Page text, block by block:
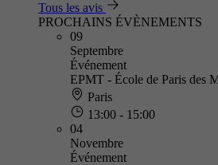
Tous les avis
PROCHAINS ÉVÈNEMENTS
09
Septembre
Événement
EPMT - École de Paris des
Paris
13:00 - 15:00
04
Novembre
Événement